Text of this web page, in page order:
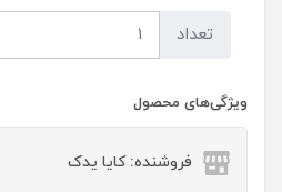
تعداد
ویژگی‌های محصول
فروشنده: کایا یدک